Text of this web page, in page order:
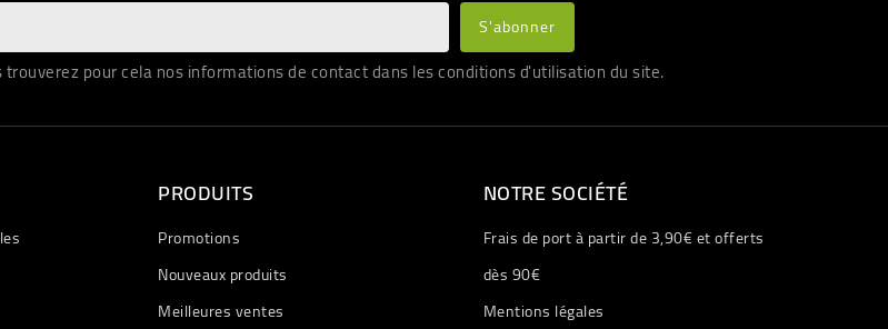
pour cela nos informations de contact dans les conditions d'utilisation du site.
PRODUITS
Promotions
Nouveaux produits
Meilleures ventes
NOTRE SOCIÉTÉ
Frais de port à partir de 3,90€ et offerts
dès 90€
Mentions légales